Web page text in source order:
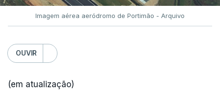
Imagem aérea aeródromo de Portimão - Arquivo
OUVIR
(em atualização)